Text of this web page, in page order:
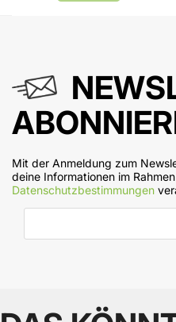
Mit der Anmeldung zum
deine Informationen im
Datenschutzbestimmungen
E-Mail-Adresse